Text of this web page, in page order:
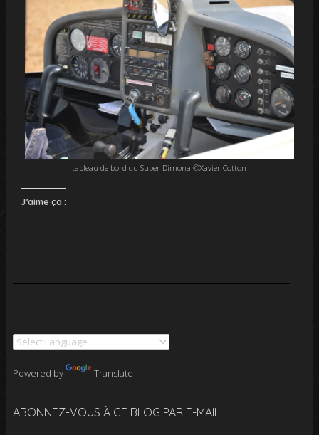
tableau de bord du Super Dimona ©Xavier Cotton
J’aime ça :
Powered by Translate
ABONNEZ-VOUS À CE BLOG PAR E-MAIL.